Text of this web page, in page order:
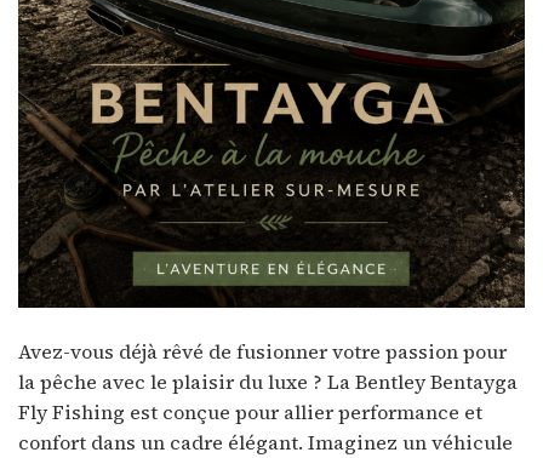
Avez-vous déjà rêvé de fusionner votre passion pour
la pêche avec le plaisir du luxe ? La Bentley Bentayga
Fly Fishing est conçue pour allier performance et
confort dans un cadre élégant. Imaginez un véhicule